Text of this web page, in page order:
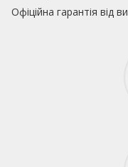
Офіційна гарантія від